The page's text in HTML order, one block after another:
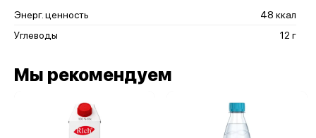
Энерг. ценность
48 ккал
Углеводы
12 г
Мы рекомендуем